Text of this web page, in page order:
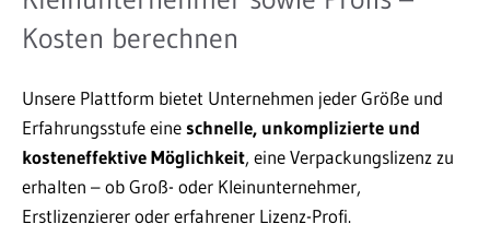
Kosten berechnen
Unsere Plattform bietet Unternehmen jeder Größe und
Erfahrungsstufe eine schnelle, unkomplizierte und
kosteneffektive Möglichkeit, eine Verpackungslizenz zu
erhalten – ob Groß- oder Kleinunternehmer,
Erstlizenzierer oder erfahrener Lizenz-Profi.